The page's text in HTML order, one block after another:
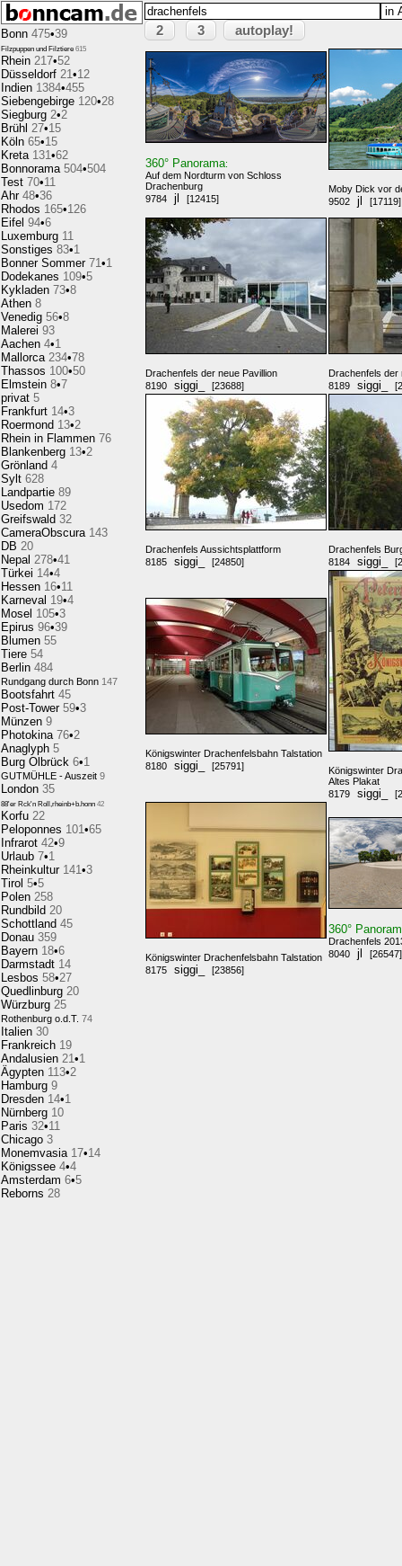
Bonn 475•39
Filzpuppen und Filztiere 615
Rhein 217•52
Düsseldorf 21•12
Indien 1384•455
Siebengebirge 120•28
Siegburg 2•2
Brühl 27•15
Köln 65•15
Kreta 131•62
Bonnorama 504•504
Test 70•11
Ahr 48•36
Rhodos 165•126
Eifel 94•6
Luxemburg 11
Sonstiges 83•1
Bonner Sommer 71•1
Dodekanes 109•5
Kykladen 73•8
Athen 8
Venedig 56•8
Malerei 93
Aachen 4•1
Mallorca 234•78
Thassos 100•50
Elmstein 8•7
privat 5
Frankfurt 14•3
Roermond 13•2
Rhein in Flammen 76
Blankenberg 13•2
Grönland 4
Sylt 628
Landpartie 89
Usedom 172
Greifswald 32
CameraObscura 143
DB 20
Nepal 278•41
Türkei 14•4
Hessen 16•11
Karneval 19•4
Mosel 105•3
Epirus 96•39
Blumen 55
Tiere 54
Berlin 484
Rundgang durch Bonn 147
Bootsfahrt 45
Post-Tower 59•3
Münzen 9
Photokina 76•2
Anaglyph 5
Burg Olbrück 6•1
GUTMÜHLE - Auszeit 9
London 35
88'er Rck'n Roll,rheinb+b.honn 42
Korfu 22
Peloponnes 101•65
Infrarot 42•9
Urlaub 7•1
Rheinkultur 141•3
Tirol 5•5
Polen 258
Rundbild 20
Schottland 45
Donau 359
Bayern 18•6
Darmstadt 14
Lesbos 58•27
Quedlinburg 20
Würzburg 25
Rothenburg o.d.T. 74
Italien 30
Frankreich 19
Andalusien 21•1
Ägypten 113•2
Hamburg 9
Dresden 14•1
Nürnberg 10
Paris 32•11
Chicago 3
Monemvasia 17•14
Königssee 4•4
Amsterdam 6•5
Reborns 28
2 3 autoplay!
360° Panorama:
Auf dem Nordturm von Schloss
Drachenburg
9784
jl [12415]
Moby Dick vor
9502
jl [17119]
Drachenfels der neue Pavillion
8190
siggi_ [23688]
Drachenfels der
8189
siggi_
Drachenfels Aussichtsplattform
8185
siggi_ [24850]
Drachenfels
8184
siggi_
Königswinter Drachenfelsbahn Talstation
8180
siggi_ [25791]
Königswinter
Altes Plakat
8179
siggi_
Königswinter Drachenfelsbahn Talstation
8175
siggi_ [23856]
360°
Drachenfels
8040
jl [26547]